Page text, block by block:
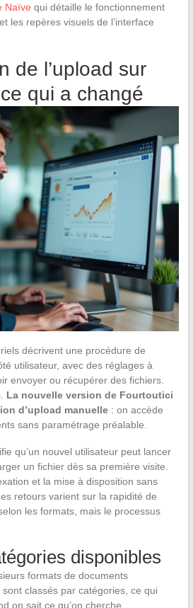
Naïve qui détaille le fonctionnement
les repères visuels de l’interface
de l’upload sur
qui a changé
décrivent une procédure de
utilisateur, avec des réglages à
envoyer ou récupérer des fichiers.
La nouvelle version de Fourtoutici
d’upload manuelle: on accède
sans paramétrage préalable.
qu’un nouvel utilisateur peut lancer
un fichier dès sa première visite.
et la mise à disposition sans
retours varient sur la rapidité de
les formats, mais le processus
disponibles
formats de documents
classés par catégories, ce qui
on sait ce qu’on cherche.